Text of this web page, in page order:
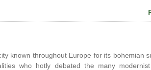
known throughout Europe for its bohemian
who hotly debated the many modernist